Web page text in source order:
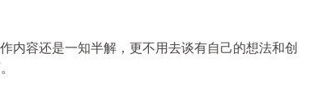
容还是一知半解，更不用去谈有自己的想法和创